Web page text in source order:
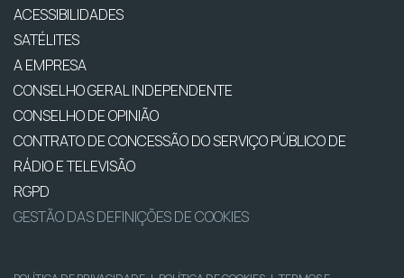
ACESSIBILIDADES
SATÉLITES
A EMPRESA
CONSELHO GERAL INDEPENDENTE
CONSELHO DE OPINIÃO
CONTRATO DE CONCESSÃO DO SERVIÇO PÚBLICO DE
RÁDIO E TELEVISÃO
RGPD
GESTÃO DAS DEFINIÇÕES DE COOKIES